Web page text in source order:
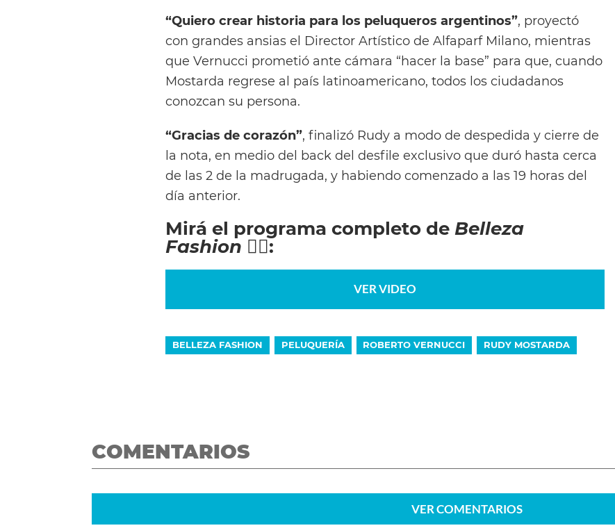
“Quiero crear historia para los peluqueros argentinos”, proyectó
con grandes ansias el Director Artístico de Alfaparf Milano, mientras
que Vernucci prometió ante cámara “hacer la base” para que, cuando
Mostarda regrese al país latinoamericano, todos los ciudadanos
conozcan su persona.
“Gracias de corazón”, finalizó Rudy a modo de despedida y cierre de
la nota, en medio del back del desfile exclusivo que duró hasta cerca
de las 2 de la madrugada, y habiendo comenzado a las 19 horas del
día anterior.
Mirá el programa completo de Belleza
Fashion 💇‍♀️:
VER VIDEO
BELLEZA FASHION PELUQUERÍA ROBERTO VERNUCCI RUDY MOSTARDA
COMENTARIOS
VERCOMENTARIOS